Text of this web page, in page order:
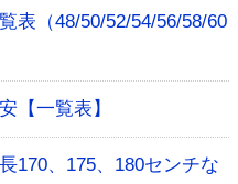
表（48/50/52/54/56/58/60
【一覧表】
170、175、180センチな